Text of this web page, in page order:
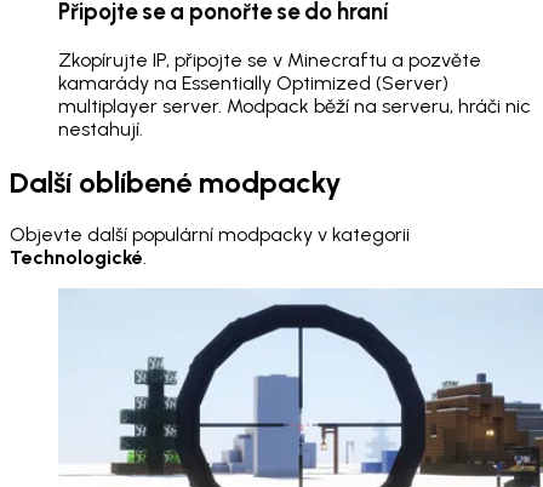
Připojte se a ponořte se do hraní
Zkopírujte IP, připojte se v Minecraftu a pozvěte
kamarády na Essentially Optimized (Server)
multiplayer server. Modpack běží na serveru, hráči nic
nestahují.
Další oblíbené modpacky
Objevte další populární modpacky v kategorii
Technologické.